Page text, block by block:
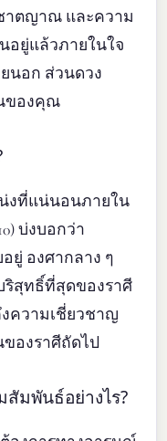
ตญาณ และความ
อยู่แล้วภายในใจ
นอก ส่วนดวง
ของคุณ
งที่แน่นอนภายใน
บ่งบอกว่า
องศากลาง ๆ
ริสุทธิ์ที่สุดของราศี
งความเชี่ยวชาญ
องราศีถัดไป
มพันธ์อย่างไร?